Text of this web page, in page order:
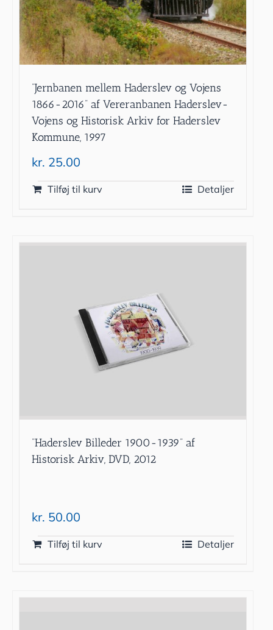
”Jernbanen mellem Haderslev og Vojens
1866-2016” af Vereranbanen Haderslev-
Vojens og Historisk Arkiv for Haderslev
Kommune, 1997
kr. 25.00
Tilføj til kurv Detaljer
”Haderslev Billeder 1900-1939” af
Historisk Arkiv, DVD, 2012
kr. 50.00
Tilføj til kurv Detaljer